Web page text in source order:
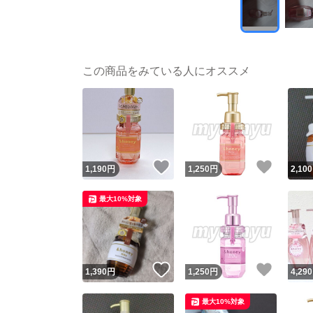
この商品をみている人にオススメ
1,190円 いいね！
1,250 円 いいね
2,100
1,390円 いいね！
最大10%対象
1,250 円 いいね
4,290
最大10%対象